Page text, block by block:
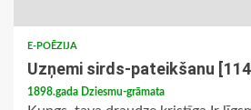
E-POĒZIJA
Uzņemi sirds-pateikšanu
1898.gada Dziesmu-grāmata